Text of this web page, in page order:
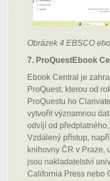
Obrázek 4 EBSCO
7. ProQuestEbook
Ebook Central je
ProQuest, kterou od
ProQuestu ho
vytvořit významnou
odvíjí od
Vzdálený přístup,
knihovny ČR v Praze,
jsou nakladatelství
California Press nebo